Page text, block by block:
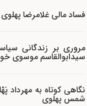
فساد مالی غلامرضا
مروری بر زندگانی
سیدابوالقاسم موسوی
نگاهی کوتاه به مهرداد
شمس پهلوی